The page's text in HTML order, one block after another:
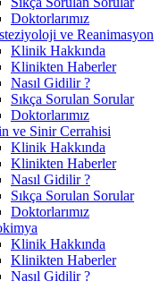
Doktorlarımız
ve Reanimasyon
Klinik Hakkında
Klinikten Haberler
Nasıl Gidilir ?
Sıkça Sorulan Sorular
Doktorlarımız
ve Sinir Cerrahisi
Klinik Hakkında
Klinikten Haberler
Nasıl Gidilir ?
Sıkça Sorulan Sorular
Doktorlarımız
Klinik Hakkında
Klinikten Haberler
Nasıl Gidilir ?